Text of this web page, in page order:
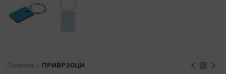
Почетна ПРИВРЗОЦИ